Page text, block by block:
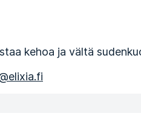
kehoa ja vältä